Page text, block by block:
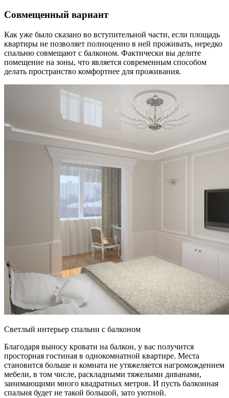
Совмещенный вариант
Как уже было сказано во вступительной части, если площадь
квартиры не позволяет полноценно в ней проживать, нередко
спальню совмещают с балконом. Фактически вы делите
помещение на зоны, что является современным способом
делать пространство комфортнее для проживания.
Светлый интерьер спальни с балконом
Благодаря выносу кровати на балкон, у вас получится
просторная гостиная в однокомнатной квартире. Места
становится больше и комната не утяжеляется нагромождением
мебели, в том числе, раскладными тяжелыми диванами,
занимающими много квадратных метров. И пусть балконная
спальня будет не такой большой, зато уютной.